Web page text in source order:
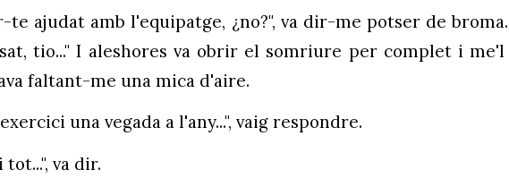
te ajudat amb l'equipatge, ¿no?", va dir-me potser de
tio..." I aleshores va obrir el somriure per complet i
faltant-me una mica d'aire.
una vegada a l'any...", vaig respondre.
va dir.